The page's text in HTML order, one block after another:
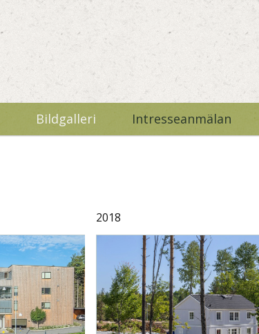
Bildgalleri Intresseanmälan
2018